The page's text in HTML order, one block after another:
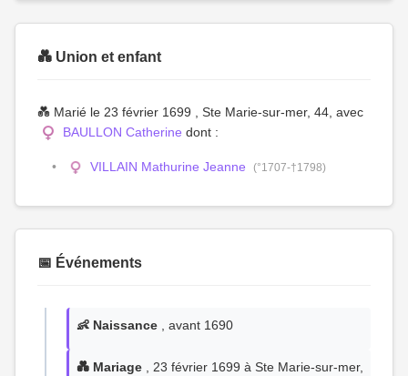
💑 Union et enfant
💑 Marié le 23 février 1699 , Ste Marie-sur-mer, 44, avec
BAULLON Catherine dont :
VILLAIN Mathurine Jeanne (°1707-†1798)
📅 Événements
👶 Naissance , avant 1690
💑 Mariage , 23 février 1699 à Ste Marie-sur-mer,